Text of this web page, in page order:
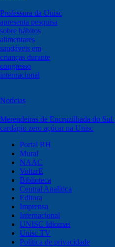
Professora da Unisc
apresenta pesquisa
sobre hábitos
alimentares
saudáveis em
crianças durante
congresso
internacional
Notícias
Merendeiras de Encruzilhada do
cardápio zero açúcar na Unisc
Portal RH
Mural
NAAC
VoltarE
Biblioteca
Central Analítica
Editora
Imprensa
Internacional
UNISC Idiomas
Unisc TV
Política de privacidade